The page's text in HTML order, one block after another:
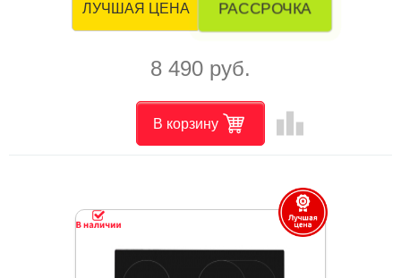
ЛУЧШАЯ ЦЕНА РАССРОЧКА
8 490 руб.
В корзину leaderboard